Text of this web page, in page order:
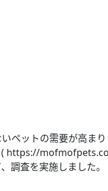
ペットの需要が高ま
https://
調査を実施しました。